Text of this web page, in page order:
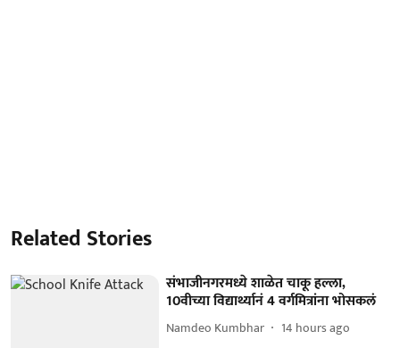
Related Stories
संभाजीनगरमध्ये शाळेत चाकू हल्ला,
10वीच्या विद्यार्थ्यानं 4 वर्गमित्रांना भोसकलं
Namdeo Kumbhar 14 hours ago